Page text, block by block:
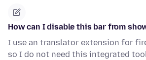
How can I disable this bar from
I use an translator extension for
so I do not need this integrated